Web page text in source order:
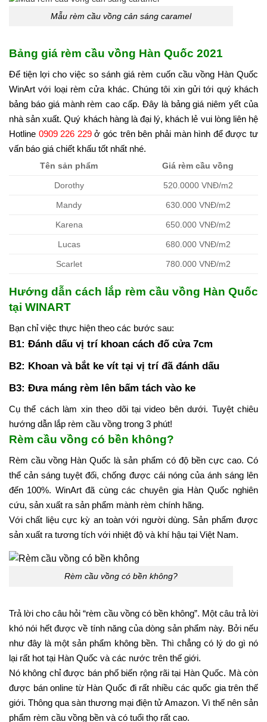
Mẫu rèm cầu vồng cản sáng caramel
Bảng giá rèm cầu vồng Hàn Quốc 2021
Để tiện lợi cho việc so sánh giá rèm cuốn cầu vồng Hàn Quốc
WinArt với loại rèm cửa khác. Chúng tôi xin gửi tới quý khách
bảng báo giá mành rèm cao cấp. Đây là bảng giá niêm yết của
nhà sản xuất. Quý khách hàng là đại lý, khách lẻ vui lòng liên hệ
Hotline 0909 226 229 ở góc trên bên phải màn hình để được tư
vấn báo giá chiết khấu tốt nhất nhé.
Tên sản phẩm Giá rèm cầu vồng
Dorothy 520.0000 VNĐ/m2
Mandy 630.000 VNĐ/m2
Karena 650.000 VNĐ/m2
Lucas 680.000 VNĐ/m2
Scarlet 780.000 VNĐ/m2
Hướng dẫn cách lắp rèm cầu vồng Hàn Quốc
tại WINART
Bạn chỉ việc thực hiện theo các bước sau:
B1: Đánh dấu vị trí khoan cách đố cửa 7cm
B2: Khoan và bắt ke vít tại vị trí đã đánh dấu
B3: Đưa máng rèm lên bấm tách vào ke
Cụ thể cách làm xin theo dõi tại video bên dưới. Tuyệt chiêu
hướng dẫn lắp rèm cầu vồng trong 3 phút!
Rèm cầu vồng có bền không?
Rèm cầu vồng Hàn Quốc là sản phẩm có độ bền cực cao. Có
thể cản sáng tuyệt đối, chống được cái nóng của ánh sáng lên
đến 100%. WinArt đã cùng các chuyên gia Hàn Quốc nghiên
cứu, sản xuất ra sản phẩm mành rèm chính hãng.
Với chất liệu cực kỳ an toàn với người dùng. Sản phẩm được
sản xuất ra tương tích với nhiệt độ và khí hậu tại Việt Nam.
Rèm cầu vồng có bền không?
Trả lời cho câu hỏi “rèm cầu vồng có bền không”. Một câu trả lời
khó nói hết được về tính năng của dòng sản phẩm này. Bởi nếu
như đây là một sản phẩm không bền. Thì chẳng có lý do gì nó
lại rất hot tại Hàn Quốc và các nước trên thế giới.
Nó không chỉ được bán phố biến rộng rãi tại Hàn Quốc. Mà còn
được bán online từ Hàn Quốc đi rất nhiều các quốc gia trên thế
giới. Thông qua sàn thương mại điện tử Amazon. Vì thế nên sản
phẩm rèm cầu vồng bền và có tuổi thọ rất cao.